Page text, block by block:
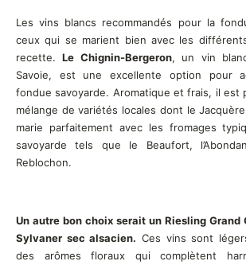
Les vins blancs recommandés pour la
ceux qui se marient bien avec les
recette.Le Chignin-Bergeron, un vin
Savoie, est une excellente option pour
fondue savoyarde. Aromatique et frais, il est
mélange de variétés locales dont le
marie parfaitement avec les fromages
savoyarde tels que le Beaufort,
Reblochon.
Un autre bon choix serait un Riesling Grand
Sylvaner sec alsacien. Ces vins sont
des arômes floraux qui complètent